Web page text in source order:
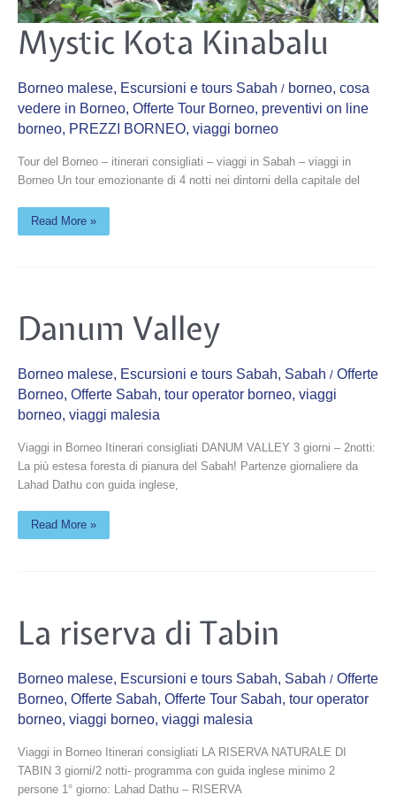
Mystic Kota Kinabalu
Borneo malese, Escursioni e tours Sabah / borneo, cosa
vedere in Borneo, Offerte Tour Borneo, preventivi on line
borneo, PREZZI BORNEO, viaggi borneo
Tour del Borneo – itinerari consigliati – viaggi in Sabah – viaggi in
Borneo Un tour emozionante di 4 notti nei dintorni della capitale del
Mystic
Kota
Kinabalu
Read More »
Danum Valley
Borneo malese, Escursioni e tours Sabah, Sabah / Offerte
Borneo, Offerte Sabah, tour operator borneo, viaggi
borneo, viaggi malesia
Viaggi in Borneo Itinerari consigliati DANUM VALLEY 3 giorni – 2notti:
La più estesa foresta di pianura del Sabah! Partenze giornaliere da
Lahad Dathu con guida inglese,
Danum
Valley
Read More »
La riserva di Tabin
Borneo malese, Escursioni e tours Sabah, Sabah / Offerte
Borneo, Offerte Sabah, Offerte Tour Sabah, tour operator
borneo, viaggi borneo, viaggi malesia
Viaggi in Borneo Itinerari consigliati LA RISERVA NATURALE DI
TABIN 3 giorni/2 notti- programma con guida inglese minimo 2
persone 1° giorno: Lahad Dathu – RISERVA
riserva
di
Tabin